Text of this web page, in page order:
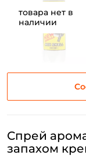
товара нет в
наличии
Спрей
запахом